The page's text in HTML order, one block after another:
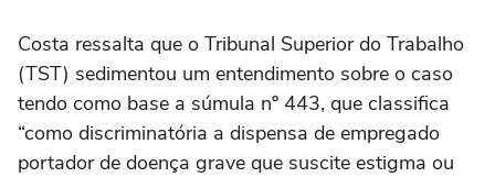
Costa ressalta que o Tribunal Superior do Trabalho
(TST) sedimentou um entendimento sobre o caso
tendo como base a súmula nº 443, que classifica
“como discriminatória a dispensa de empregado
portador de doença grave que suscite estigma ou